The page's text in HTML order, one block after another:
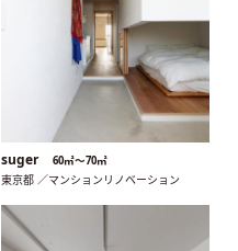
suger 60㎡〜70㎡
東京都 ／マンションリノベーション